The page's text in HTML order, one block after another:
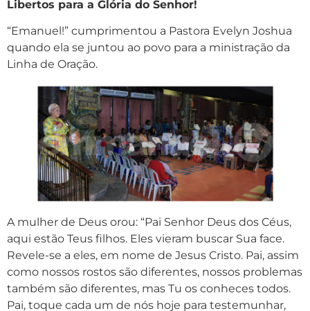
Libertos para a Glória do Senhor!
“Emanuel!” cumprimentou a Pastora Evelyn Joshua
quando ela se juntou ao povo para a ministração da
Linha de Oração.
A mulher de Deus orou: “Pai Senhor Deus dos Céus,
aqui estão Teus filhos. Eles vieram buscar Sua face.
Revele-se a eles, em nome de Jesus Cristo. Pai, assim
como nossos rostos são diferentes, nossos problemas
também são diferentes, mas Tu os conheces todos.
Pai, toque cada um de nós hoje para testemunhar,